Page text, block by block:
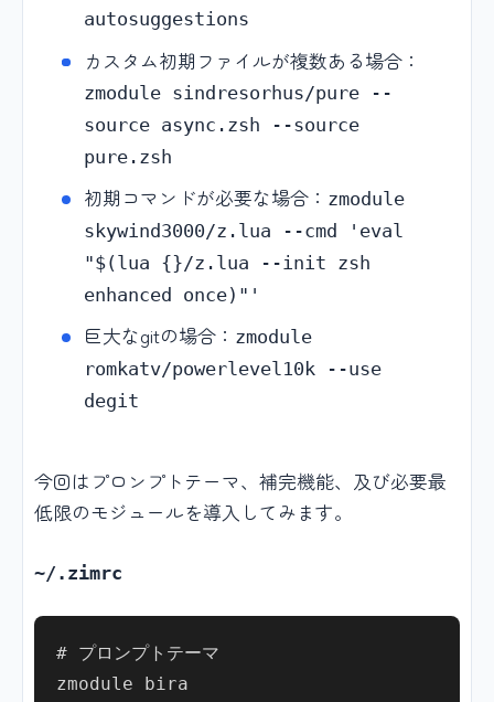
autosuggestions
カスタム初期ファイルが複数ある場合：
zmodule sindresorhus/pure --
source async.zsh --source
pure.zsh
初期コマンドが必要な場合： zmodule
skywind3000/z.lua --cmd 'eval
"$(lua {}/z.lua --init zsh
enhanced once)"'
巨大なgitの場合： zmodule
romkatv/powerlevel10k --use
degit
今回はプロンプトテーマ、補完機能、及び必要最
低限のモジュールを導入してみます。
~/.zimrc
# プロンプトテーマ
zmodule bira